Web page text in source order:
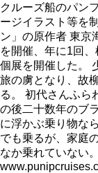
クルーズ船のパン
ージイラスト等を
ン」の原作者 東京
を開催、年に1回
個展を開催した。
旅の虜となり、故
る。 初代さんふら
の後二十数年のブ
に浮かぶ乗り物な
でも乗るが、家庭
なか乗れていない